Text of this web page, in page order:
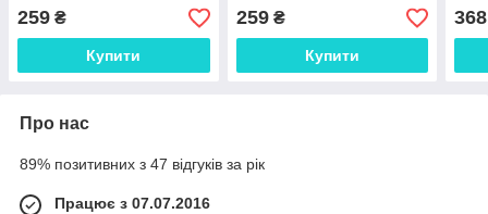
259 ₴
Купити
259₴
Купити
368
Про нас
89% позитивних з 47 відгуків за рік
Працює з 07.07.2016